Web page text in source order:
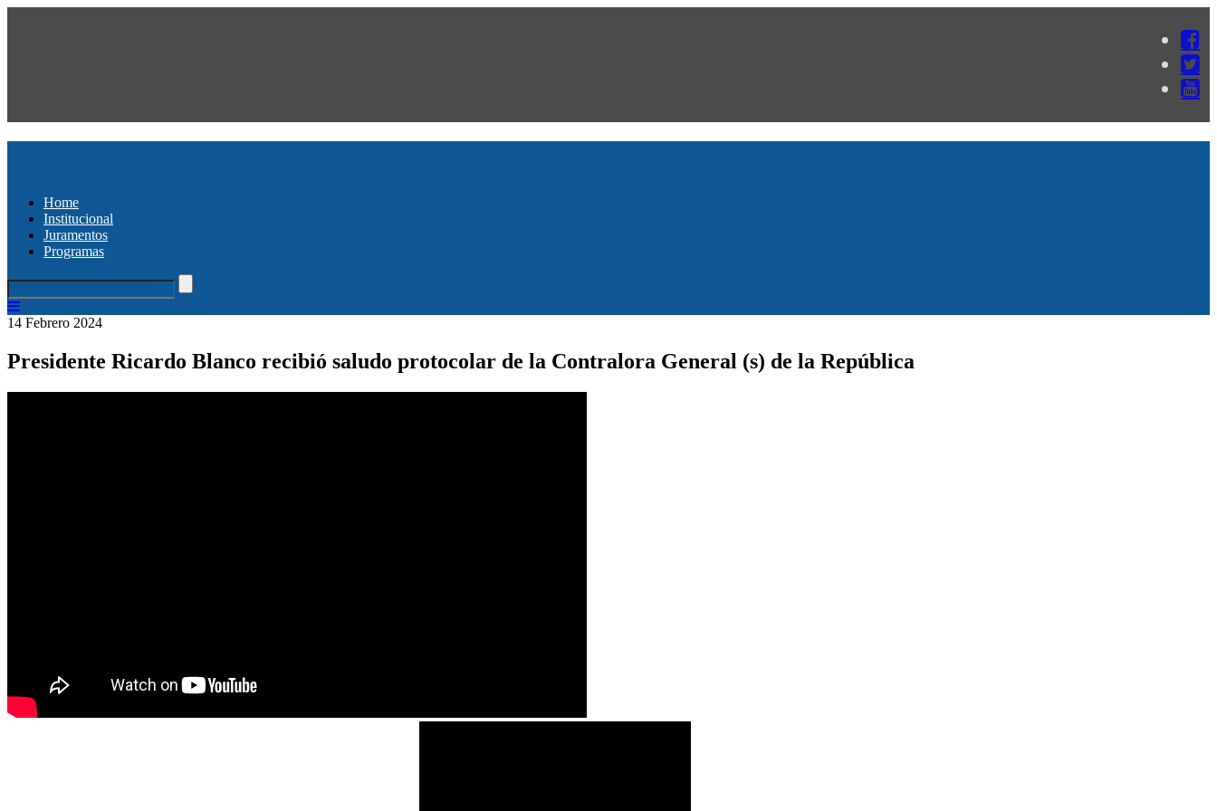
Home
Institucional
Juramentos
Programas
14 Febrero 2024
Presidente Ricardo Blanco recibió saludo protocolar de la Contralora General (s) de la República